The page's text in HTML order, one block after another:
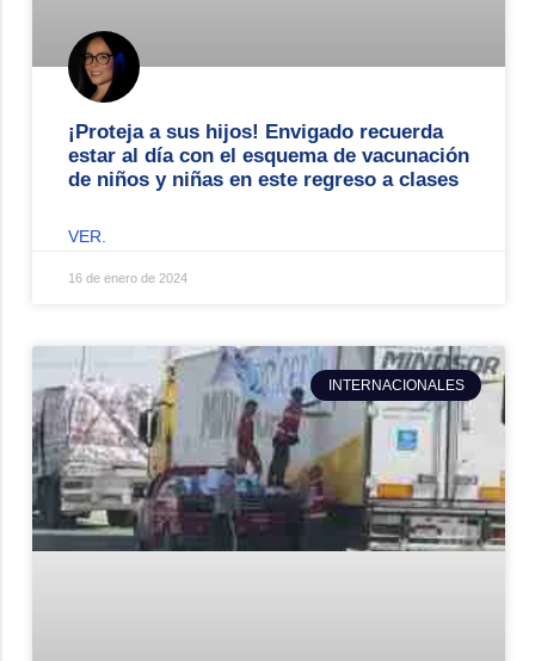
¡Proteja a sus hijos! Envigado recuerda
estar al día con el esquema de vacunación
de niños y niñas en este regreso a clases
VER.
16 de enero de 2024
INTERNACIONALES